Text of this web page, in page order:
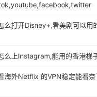
么打开Disney+,看美剧可以用
么上Instagram,能用的香港梯
海外Netflix 的VPN稳定能看